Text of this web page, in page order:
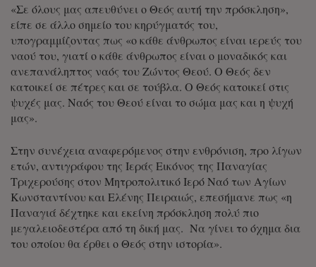
«Σε όλους μας απευθύνει ο Θεός αυτή την πρόσκληση»,
είπε σε άλλο σημείο του κηρύγματός του,
υπογραμμίζοντας πως «ο κάθε άνθρωπος είναι ιερεύς του
ναού του, γιατί ο κάθε άνθρωπος είναι ο μοναδικός και
ανεπανάληπτος ναός του Ζώντος Θεού. Ο Θεός δεν
κατοικεί σε πέτρες και σε τούβλα. Ο Θεός κατοικεί στις
ψυχές μας. Ναός του Θεού είναι το σώμα μας και η ψυχή
μας».
Στην συνέχεια αναφερόμενος στην ενθρόνιση, προ λίγων
ετών, αντιγράφου της Ιεράς Εικόνος της Παναγίας
Τριχερούσης στον Μητροπολιτικό Ιερό Ναό των Αγίων
Κωνσταντίνου και Ελένης Πειραιώς, επεσήμανε πως «η
Παναγιά δέχτηκε και εκείνη πρόσκληση πολύ πιο
μεγαλειοδεστέρα από τη δική μας. Να γίνει το όχημα δια
του οποίου θα έρθει ο Θεός στην ιστορία».